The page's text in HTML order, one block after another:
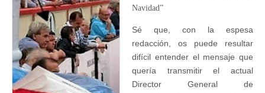
Navidad”
Sé que, con la espesa
redacción, os puede resultar
difícil entender el mensaje que
quería transmitir el actual
Director General de